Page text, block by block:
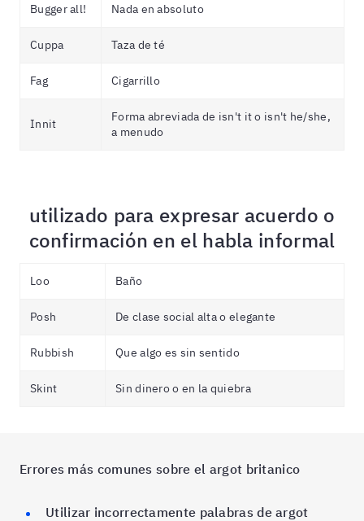
Bugger all! Nada en absoluto
Cuppa Taza de té
Fag Cigarrillo
Innit
Forma abreviada de isn't it o isn't he/she,
a menudo
utilizado para expresar acuerdo o
confirmación en el habla informal
Loo Baño
Posh De clase social alta o elegante
Rubbish Que algo es sin sentido
Skint Sin dinero o en la quiebra
Errores más comunes sobre el argot britanico
Utilizar incorrectamente palabras de argot